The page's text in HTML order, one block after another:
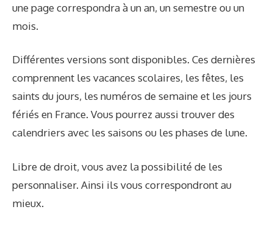
une page correspondra à un an, un semestre ou un
mois.
Différentes versions sont disponibles. Ces dernières
comprennent les vacances scolaires, les fêtes, les
saints du jours, les numéros de semaine et les jours
fériés en France. Vous pourrez aussi trouver des
calendriers avec les saisons ou les phases de lune.
Libre de droit, vous avez la possibilité de les
personnaliser. Ainsi ils vous correspondront au
mieux.